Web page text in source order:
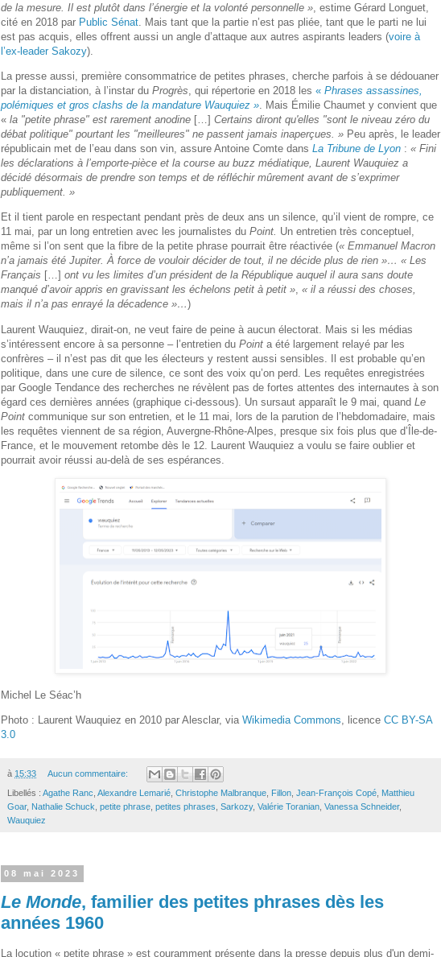
de la mesure. Il est plutôt dans l’énergie et la volonté personnelle » , estime Gérard Longuet,
cité en 2018 par Public Sénat . Mais tant que la partie n’est pas pliée, tant que le parti ne lui
est pas acquis, elles offrent aussi un angle d’attaque aux autres aspirants leaders (voire à
l’ex-leader Sakozy).
La presse aussi, première consommatrice de petites phrases, cherche parfois à se dédouaner
par la distanciation, à l’instar du Progrès, qui répertorie en 2018 les « Phrases assassines,
polémiques et gros clashs de la mandature Wauquiez ». Mais Émilie Chaumet y convient que
« la "petite phrase" est rarement anodine […] Certains diront qu'elles "sont le niveau zéro du
débat politique" pourtant les "meilleures" ne passent jamais inaperçues. » Peu après, le leader
républicain met de l’eau dans son vin, assure Antoine Comte dans La Tribune de Lyon : « Fini
les déclarations à l’emporte-pièce et la course au buzz médiatique, Laurent Wauquiez a
décidé désormais de prendre son temps et de réfléchir mûrement avant de s’exprimer
publiquement. »
Et il tient parole en respectant pendant près de deux ans un silence, qu’il vient de rompre, ce
11 mai, par un long entretien avec les journalistes du Point. Un entretien très conceptuel,
même si l’on sent que la fibre de la petite phrase pourrait être réactivée (« Emmanuel Macron
n’a jamais été Jupiter. À force de vouloir décider de tout, il ne décide plus de rien »… « Les
Français […] ont vu les limites d’un président de la République auquel il aura sans doute
manqué d’avoir appris en gravissant les échelons petit à petit », « il a réussi des choses,
mais il n’a pas enrayé la décadence »…)
Laurent Wauquiez, dirait-on, ne veut faire de peine à aucun électorat. Mais si les médias
s’intéressent encore à sa personne – l’entretien du Point a été largement relayé par les
confrères – il n’est pas dit que les électeurs y restent aussi sensibles. Il est probable qu’en
politique, dans une cure de silence, ce sont des voix qu’on perd. Les requêtes enregistrées
par Google Tendance des recherches ne révèlent pas de fortes attentes des internautes à son
égard ces dernières années (graphique ci-dessous). Un sursaut apparaît le 9 mai, quand Le
Point communique sur son entretien, et le 11 mai, lors de la parution de l’hebdomadaire, mais
les requêtes viennent de sa région, Auvergne-Rhône-Alpes, presque six fois plus que d’Île-de-
France, et le mouvement retombe dès le 12. Laurent Wauquiez a voulu se faire oublier et
pourrait avoir réussi au-delà de ses espérances.
Michel Le Séac’h
Photo : Laurent Wauquiez en 2010 par Alesclar, via Wikimedia Commons, licence CC BY-SA
3.0
à 15:33 Aucun commentaire:
Libellés : Agathe Ranc, Alexandre Lemarié, Christophe Malbranque, Fillon, Jean-François Copé, Matthieu
Goar, Nathalie Schuck, petite phrase, petites phrases, Sarkozy, Valérie Toranian, Vanessa Schneider,
Wauquiez
08 mai 2023
Le Monde, familier des petites phrases dès les
années 1960
La locution « petite phrase » est couramment présente dans la presse depuis plus d'un demi-